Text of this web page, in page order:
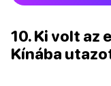
10. Ki volt az
Kínába